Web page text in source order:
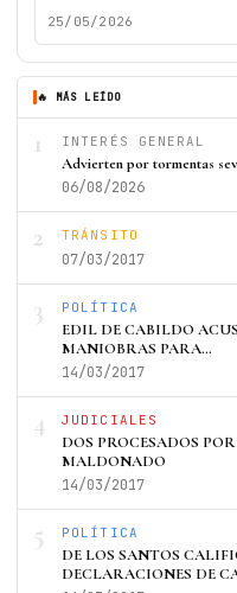
25/05/2026
🔥 MÁS LEÍDO
1 INTERÉS GENERAL
Advierten por tormentas
06/08/2026
2 TRÁNSITO
07/03/2017
3 POLÍTICA
EDIL DE CABILDO
MANIOBRAS PARA…
14/03/2017
4 JUDICIALES
DOS PROCESADOS
MALDONADO
14/03/2017
5 POLÍTICA
DE LOS SANTOS
DECLARACIONES DE